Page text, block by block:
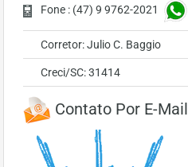
Fone : (47) 9 9762-2021
Corretor: Julio C. Baggio
Creci/SC: 31414
Contato Por E-Mail